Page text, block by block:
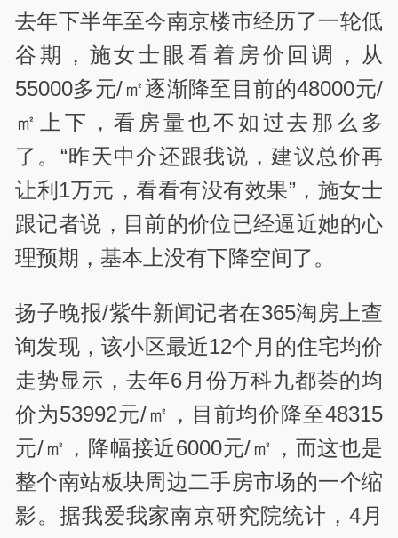
去年下半年至今南京楼市经历了一轮低
谷期，施女士眼看着房价回调，从
55000多元/㎡逐渐降至目前的48000元/
㎡上下，看房量也不如过去那么多
了。“昨天中介还跟我说，建议总价再
让利1万元，看看有没有效果”，施女士
跟记者说，目前的价位已经逼近她的心
理预期，基本上没有下降空间了。
扬子晚报/紫牛新闻记者在365淘房上查
询发现，该小区最近12个月的住宅均价
走势显示，去年6月份万科九都荟的均
价为53992元/㎡，目前均价降至48315
元/㎡，降幅接近6000元/㎡，而这也是
整个南站板块周边二手房市场的一个缩
影。据我爱我家南京研究院统计，4月